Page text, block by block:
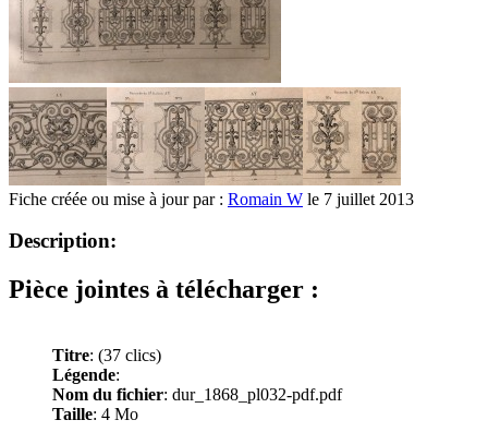
Fiche créée ou mise à jour par : Romain W le 7 juillet 2013
Description:
Pièce jointes à télécharger :
Titre: (37 clics)
Légende:
Nom du fichier: dur_1868_pl032-pdf.pdf
Taille: 4 Mo